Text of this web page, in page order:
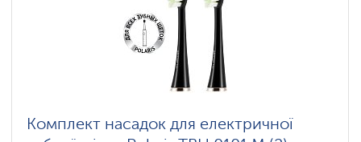
Комплект насадок для електричної